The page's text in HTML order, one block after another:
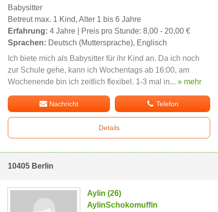
Babysitter
Betreut max. 1 Kind, Alter 1 bis 6 Jahre
Erfahrung: 4 Jahre | Preis pro Stunde: 8,00 - 20,00 €
Sprachen: Deutsch (Muttersprache), Englisch
Ich biete mich als Babysitter für ihr Kind an. Da ich noch
zur Schule gehe, kann ich Wochentags ab 16:00, am
Wochenende bin ich zeitlich flexibel. 1-3 mal in... » mehr
Nachricht Telefon
Details
10405 Berlin
Aylin (26)
AylinSchokomuffin